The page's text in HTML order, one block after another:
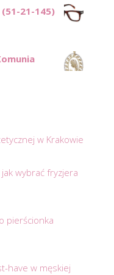
(51-21-145)
w Krakowie
wybrać fryzjera
pierścionka
have w męskiej